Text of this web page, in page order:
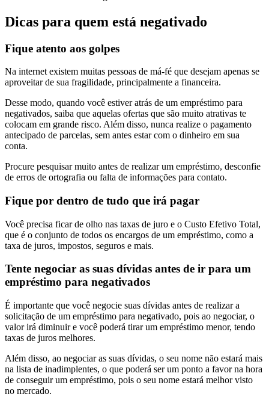
Dicas para quem está negativado
Fique atento aos golpes
Na internet existem muitas pessoas de má-fé que desejam apenas se
aproveitar de sua fragilidade, principalmente a financeira.
Desse modo, quando você estiver atrás de um empréstimo para
negativados, saiba que aquelas ofertas que são muito atrativas te
colocam em grande risco. Além disso, nunca realize o pagamento
antecipado de parcelas, sem antes estar com o dinheiro em sua
conta.
Procure pesquisar muito antes de realizar um empréstimo, desconfie
de erros de ortografia ou falta de informações para contato.
Fique por dentro de tudo que irá pagar
Você precisa ficar de olho nas taxas de juro e o Custo Efetivo Total,
que é o conjunto de todos os encargos de um empréstimo, como a
taxa de juros, impostos, seguros e mais.
Tente negociar as suas dívidas antes de ir para um
empréstimo para negativados
É importante que você negocie suas dívidas antes de realizar a
solicitação de um empréstimo para negativado, pois ao negociar, o
valor irá diminuir e você poderá tirar um empréstimo menor, tendo
taxas de juros melhores.
Além disso, ao negociar as suas dívidas, o seu nome não estará mais
na lista de inadimplentes, o que poderá ser um ponto a favor na hora
de conseguir um empréstimo, pois o seu nome estará melhor visto
no mercado.